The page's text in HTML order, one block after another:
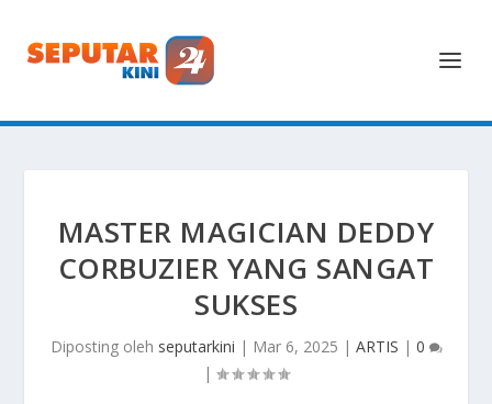
MASTER MAGICIAN DEDDY
CORBUZIER YANG SANGAT
SUKSES
Diposting oleh seputarkini | Mar 6, 2025 | ARTIS | 0
|